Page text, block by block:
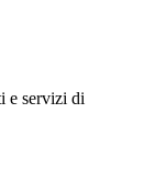
e servizi di